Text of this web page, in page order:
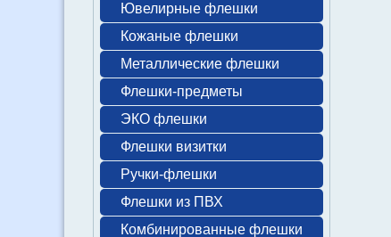
Ювелирные флешки
Кожаные флешки
Металлические флешки
Флешки-предметы
ЭКО флешки
Флешки визитки
Ручки-флешки
Флешки из ПВХ
Комбинированные флешки